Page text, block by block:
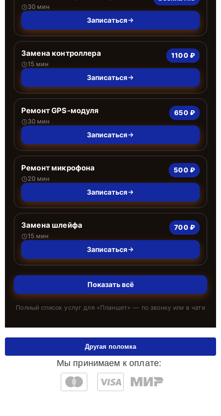
30 мин
Записаться
Замена контроллера
15 мин
1100 ₽
Записаться
Ремонт GPS-модуля
30 мин
650 ₽
Записаться
Ремонт микрофона
20 мин
500 ₽
Записаться
Замена шлейфа
15 мин
700 ₽
Записаться
Показать всё
Полный список услуг для «Планшет» — по звонку или в чате
Мы принимаем к оплате:
Другая поломка